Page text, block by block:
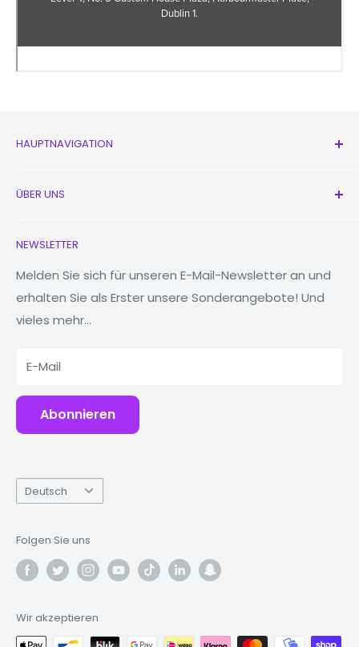
HAUPTNAVIGATION
Neu
Uhren
MacBooks
Tablets
Powerbanks
ÜBER UNS
Unsere Geschichte
Reduzieren, wiederverwenden, recyceln
Warum Fonez?
NEWSLETTER
Melden Sie sich für unseren E-Mail-Newsletter an und
erhalten Sie als Erster unsere Sonderangebote! Und
vieles mehr...
E-Mail
Abonnieren
Sprache
Deutsch
Folgen Sie uns
Wir akzeptieren